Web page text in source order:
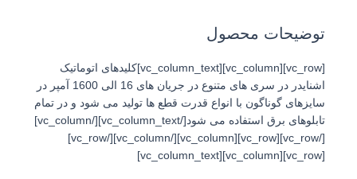
توضیحات محصول
[vc_row][vc_column][vc_column_text]کلیدهای اتوماتیک
اشنایدر در سری های متنوع در جریان های 16 الی 1600 آمپر در
سایزهای گوناگون با انواع قدرت قطع ها تولید می شود و در تمام
تابلوهای برق استفاده می شود[/vc_column_text][/vc_column]
[/vc_row][vc_row][vc_column][/vc_column][/vc_row]